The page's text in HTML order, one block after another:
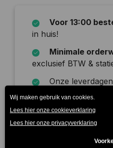
Voor 13:00
in huis!
Minimale
exclusief BTW &
Onze
zaterdag